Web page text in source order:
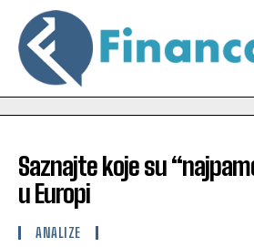
Saznajte koje su
u Europi
ANALIZE